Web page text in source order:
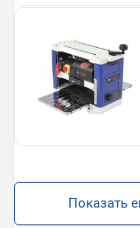
Показать